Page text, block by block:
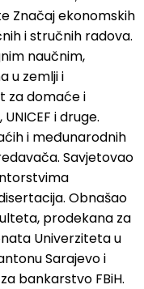
Značaj ekonomskih
i stručnih radova.
naučnim,
u zemlji i
za domaće i
i druge.
i međunarodnih
Savjetovao
Obnašao
prodekana za
Univerziteta u
Sarajevo i
bankarstvo FBiH.